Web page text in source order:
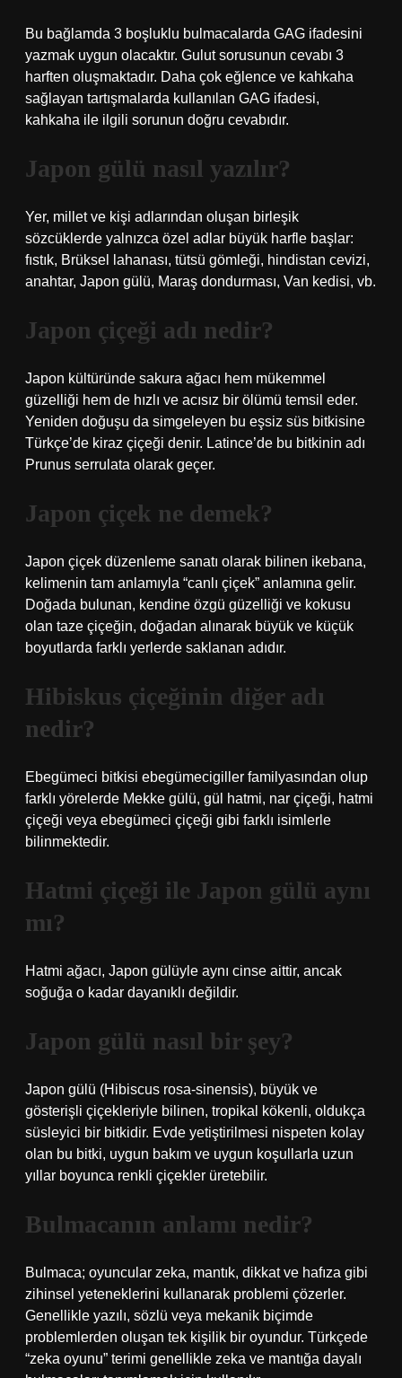
Bu bağlamda 3 boşluklu bulmacalarda GAG ifadesini
yazmak uygun olacaktır. Gulut sorusunun cevabı 3
harften oluşmaktadır. Daha çok eğlence ve kahkaha
sağlayan tartışmalarda kullanılan GAG ifadesi,
kahkaha ile ilgili sorunun doğru cevabıdır.
Japon gülü nasıl yazılır?
Yer, millet ve kişi adlarından oluşan birleşik
sözcüklerde yalnızca özel adlar büyük harfle başlar:
fıstık, Brüksel lahanası, tütsü gömleği, hindistan cevizi,
anahtar, Japon gülü, Maraş dondurması, Van kedisi, vb.
Japon çiçeği adı nedir?
Japon kültüründe sakura ağacı hem mükemmel
güzelliği hem de hızlı ve acısız bir ölümü temsil eder.
Yeniden doğuşu da simgeleyen bu eşsiz süs bitkisine
Türkçe’de kiraz çiçeği denir. Latince’de bu bitkinin adı
Prunus serrulata olarak geçer.
Japon çiçek ne demek?
Japon çiçek düzenleme sanatı olarak bilinen ikebana,
kelimenin tam anlamıyla “canlı çiçek” anlamına gelir.
Doğada bulunan, kendine özgü güzelliği ve kokusu
olan taze çiçeğin, doğadan alınarak büyük ve küçük
boyutlarda farklı yerlerde saklanan adıdır.
Hibiskus çiçeğinin diğer adı
nedir?
Ebegümeci bitkisi ebegümecigiller familyasından olup
farklı yörelerde Mekke gülü, gül hatmi, nar çiçeği, hatmi
çiçeği veya ebegümeci çiçeği gibi farklı isimlerle
bilinmektedir.
Hatmi çiçeği ile Japon gülü aynı
mı?
Hatmi ağacı, Japon gülüyle aynı cinse aittir, ancak
soğuğa o kadar dayanıklı değildir.
Japon gülü nasıl bir şey?
Japon gülü (Hibiscus rosa-sinensis), büyük ve
gösterişli çiçekleriyle bilinen, tropikal kökenli, oldukça
süsleyici bir bitkidir. Evde yetiştirilmesi nispeten kolay
olan bu bitki, uygun bakım ve uygun koşullarla uzun
yıllar boyunca renkli çiçekler üretebilir.
Bulmacanın anlamı nedir?
Bulmaca; oyuncular zeka, mantık, dikkat ve hafıza gibi
zihinsel yeteneklerini kullanarak problemi çözerler.
Genellikle yazılı, sözlü veya mekanik biçimde
problemlerden oluşan tek kişilik bir oyundur. Türkçede
“zeka oyunu” terimi genellikle zeka ve mantığa dayalı